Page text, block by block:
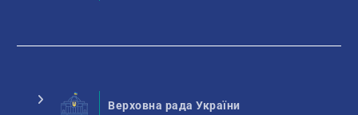
Верховна рада України